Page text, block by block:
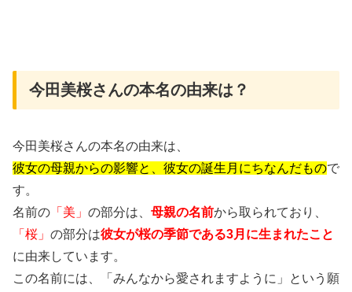
今田美桜さんの本名の由来は？
今田美桜さんの本名の由来は、
彼女の母親からの影響と、彼女の誕生月にちなんだもので
す。
名前の 「美」 の部分は、 母親の名前から取られており、
「桜」 の部分は彼女が桜の季節である3月に生まれたこと
に由来しています。
この名前には、「みんなから愛されますように」という願